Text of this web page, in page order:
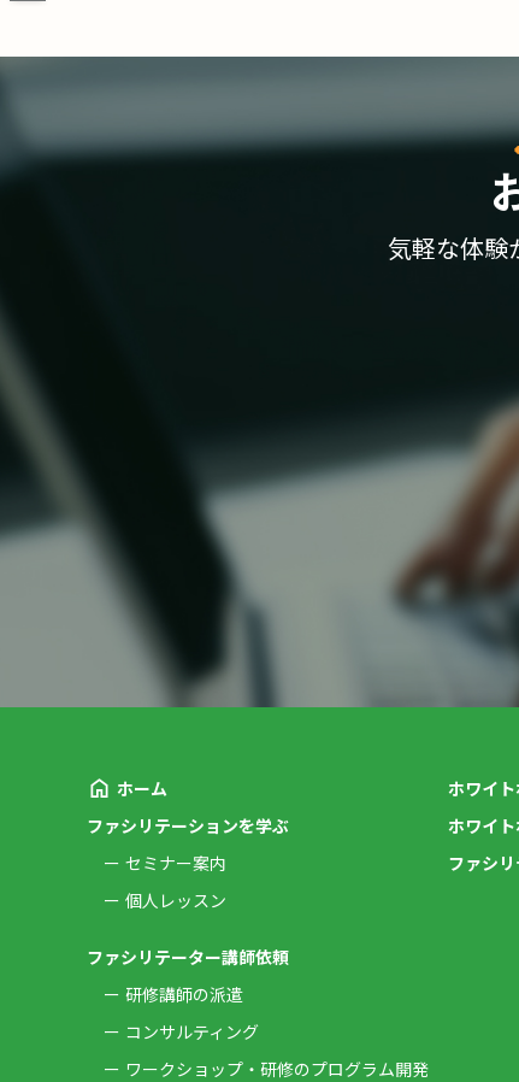
気軽な体験
ホーム
ファシリテーションを学ぶ
セミナー案内
個人レッスン
ファシリテーター講師依頼
研修講師の派遣
コンサルティング
ワークショップ・研修のプログラム開発
ホワイ
ホワイ
ファシ